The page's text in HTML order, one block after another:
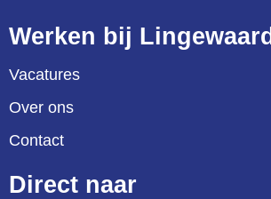
Werken bij Lingewaard
Vacatures
Over ons
Contact
Direct naar